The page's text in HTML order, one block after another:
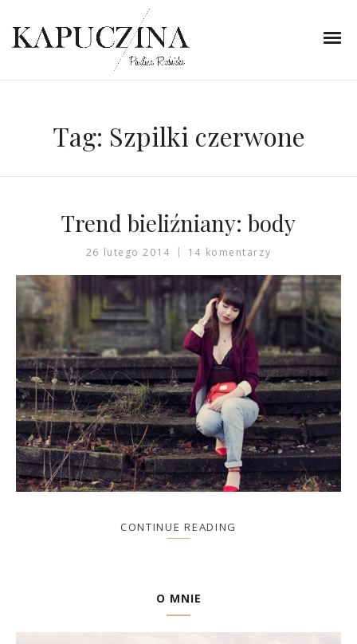
Tag: Szpilki czerwone
Trend bieliźniany: body
26 lutego 2014 14 komentarzy
CONTINUE READING
O MNIE